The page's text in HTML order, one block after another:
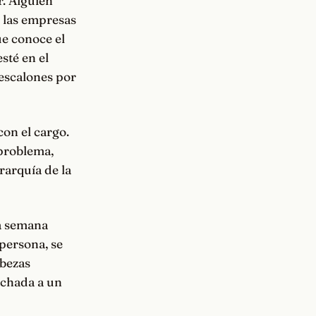
empresas
conoce el
en el
por
el cargo.
de la
semana
se
a un